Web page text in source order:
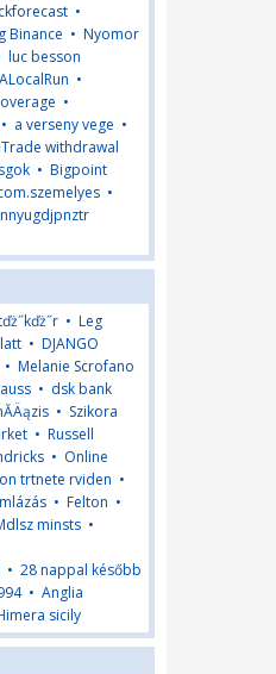
•
Binance • Nyomor
luc besson
•
•
• a verseny vege •
withdrawal
• Bigpoint
•
• Leg
• DJANGO
• Melanie Scrofano
• dsk bank
• Szikora
• Russell
• Online
trtnete rviden •
• Felton •
minsts •
• 28 nappal később
• Anglia
sicily